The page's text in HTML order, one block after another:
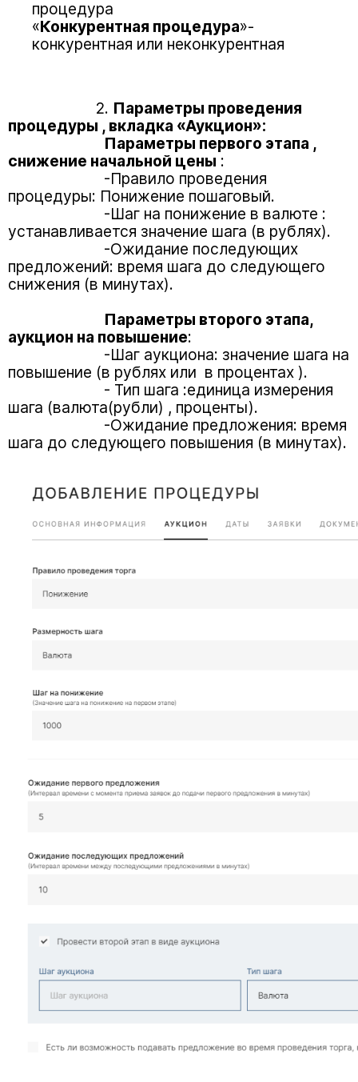
процедура
«Конкурентная процедура»-
конкурентная или неконкурентная
2. Параметры проведения
процедуры , вкладка «Аукцион»:
Параметры первого этапа ,
снижение начальной цены :
-Правило проведения
процедуры: Понижение пошаговый.
-Шаг на понижение в валюте :
устанавливается значение шага (в рублях).
-Ожидание последующих
предложений: время шага до следующего
снижения (в минутах).
Параметры второго этапа,
аукцион на повышение:
-Шаг аукциона: значение шага на
повышение (в рублях или в процентах ).
- Тип шага :единица измерения
шага (валюта(рубли) , проценты).
-Ожидание предложения: время
шага до следующего повышения (в минутах).